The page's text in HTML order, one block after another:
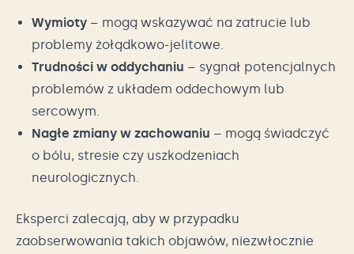
Wymioty – mogą wskazywać na zatrucie lub
problemy żołądkowo-jelitowe.
Trudności w oddychaniu – sygnał potencjalnych
problemów z układem oddechowym lub
sercowym.
Nagłe zmiany w zachowaniu – mogą świadczyć
o bólu, stresie czy uszkodzeniach
neurologicznych.
Eksperci zalecają, aby w przypadku
zaobserwowania takich objawów, niezwłocznie